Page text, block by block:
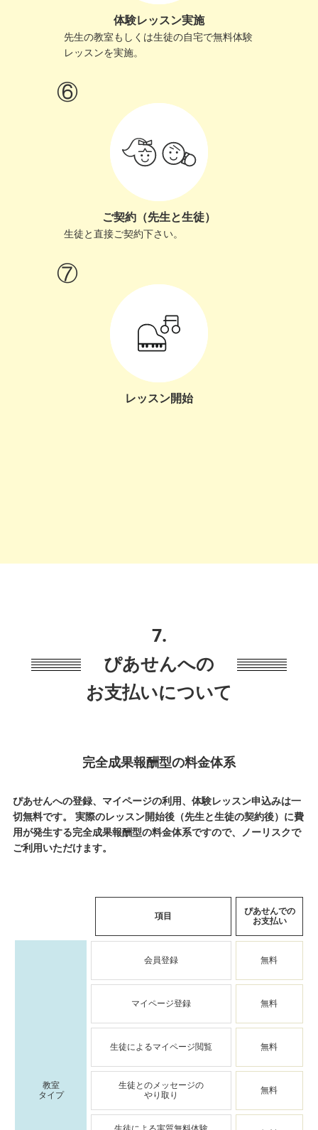
体験レッスン実施
先生の教室もしくは生徒の自宅で無料体験
レッスンを実施。
ご契約（先生と生徒）
生徒と直接ご契約下さい。
レッスン開始
7.
ぴあせんへの
お支払いについて
完全成果報酬型の料金体系
ぴあせんへの登録、マイページの利用、体験レッスン申込みは一
切無料です。 実際のレッスン開始後（先生と生徒の契約後）に費
用が発生する完全成果報酬型の料金体系ですので、ノーリスクで
ご利用いただけます。
項目
ぴあせんでの
お支払い
教室
タイプ
会員登録
マイページ登録
生徒によるマイページ閲覧
生徒とのメッセージの
やり取り
無料
無料
無料
無料